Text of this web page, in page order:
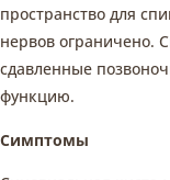
пространство для
нервов ограничено.
сдавленные
функцию.
Симптомы